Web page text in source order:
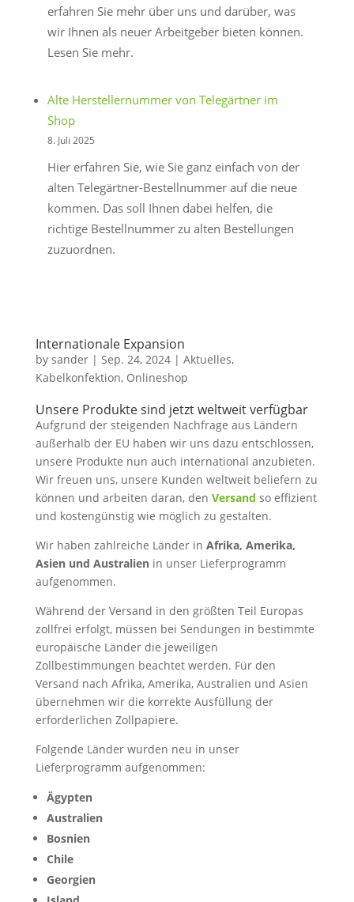
erfahren Sie mehr über uns und darüber, was
wir Ihnen als neuer Arbeitgeber bieten können.
Lesen Sie mehr.
Alte Herstellernummer von Telegärtner im
Shop
8. Juli 2025
Hier erfahren Sie, wie Sie ganz einfach von der
alten Telegärtner-Bestellnummer auf die neue
kommen. Das soll Ihnen dabei helfen, die
richtige Bestellnummer zu alten Bestellungen
zuzuordnen.
Internationale Expansion
by sander| Sep. 24, 2024| Aktuelles,
Kabelkonfektion, Onlineshop
Unsere Produkte sind jetzt weltweit verfügbar
Aufgrund der steigenden Nachfrage aus Ländern
außerhalb der EU haben wir uns dazu entschlossen,
unsere Produkte nun auch international anzubieten.
Wir freuen uns, unsere Kunden weltweit beliefern zu
können und arbeiten daran, den Versand so effizient
und kostengünstig wie möglich zu gestalten.
Wir haben zahlreiche Länder in Afrika, Amerika,
Asien und Australienin unser Lieferprogramm
aufgenommen.
Während der Versand in den größten Teil Europas
zollfrei erfolgt, müssen bei Sendungen in bestimmte
europäische Länder die jeweiligen
Zollbestimmungen beachtet werden. Für den
Versand nach Afrika, Amerika, Australien und Asien
übernehmen wir die korrekte Ausfüllung der
erforderlichen Zollpapiere.
Folgende Länder wurden neu in unser
Lieferprogramm aufgenommen:
Ägypten
Australien
Bosnien
Chile
Georgien